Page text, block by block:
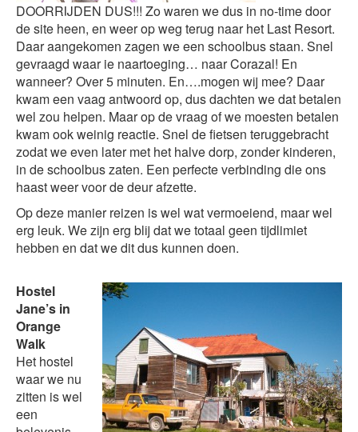
DOORRIJDEN DUS!!! Zo waren we dus in no-time door
de site heen, en weer op weg terug naar het Last Resort.
Daar aangekomen zagen we een schoolbus staan. Snel
gevraagd waar ie naartoeging… naar Corazal! En
wanneer? Over 5 minuten. En….mogen wij mee? Daar
kwam een vaag antwoord op, dus dachten we dat betalen
wel zou helpen. Maar op de vraag of we moesten betalen
kwam ook weinig reactie. Snel de fietsen teruggebracht
zodat we even later met het halve dorp, zonder kinderen,
in de schoolbus zaten. Een perfecte verbinding die ons
haast weer voor de deur afzette.
Op deze manier reizen is wel wat vermoeiend, maar wel
erg leuk. We zijn erg blij dat we totaal geen tijdlimiet
hebben en dat we dit dus kunnen doen.
Hostel
Jane’s in
Orange
Walk
Het hostel
waar we nu
zitten is wel
een